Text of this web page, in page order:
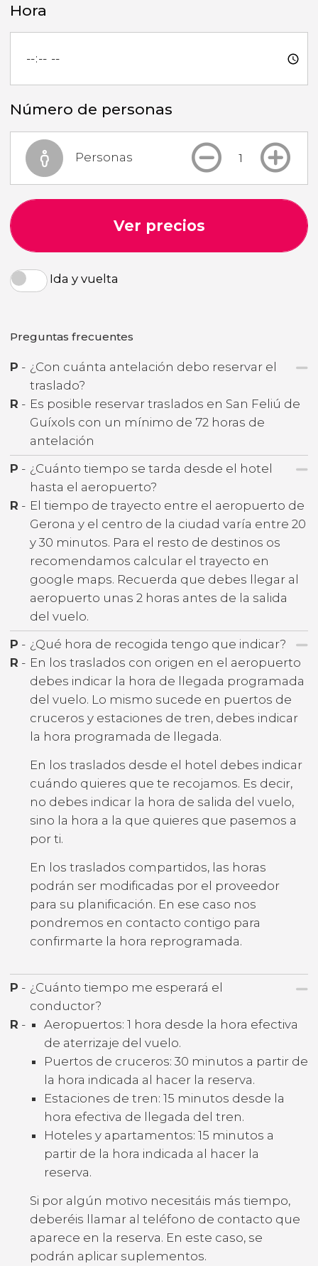
Hora
Número de personas
Personas
Ver precios
Ida y vuelta
Preguntas frecuentes
P - ¿Con cuánta antelación debo reservar el
traslado?
R - Es posible reservar traslados en San Feliú de
Guíxols con un mínimo de 72 horas de
antelación
P - ¿Cuánto tiempo se tarda desde el hotel
hasta el aeropuerto?
R - El tiempo de trayecto entre el aeropuerto de
Gerona y el centro de la ciudad varía entre 20
y 30 minutos. Para el resto de destinos os
recomendamos calcular el trayecto en
google maps. Recuerda que debes llegar al
aeropuerto unas 2 horas antes de la salida
del vuelo.
P - ¿Qué hora de recogida tengo que indicar?
R - En los traslados con origen en el aeropuerto
debes indicar la hora de llegada programada
del vuelo. Lo mismo sucede en puertos de
cruceros y estaciones de tren, debes indicar
la hora programada de llegada.
En los traslados desde el hotel debes indicar
cuándo quieres que te recojamos. Es decir,
no debes indicar la hora de salida del vuelo,
sino la hora a la que quieres que pasemos a
por ti.
En los traslados compartidos, las horas
podrán ser modificadas por el proveedor
para su planificación. En ese caso nos
pondremos en contacto contigo para
confirmarte la hora reprogramada.
P - ¿Cuánto tiempo me esperará el
conductor?
R -
Aeropuertos: 1 hora desde la hora efectiva
de aterrizaje del vuelo.
Puertos de cruceros: 30 minutos a partir de
la hora indicada al hacer la reserva.
Estaciones de tren: 15 minutos desde la
hora efectiva de llegada del tren.
Hoteles y apartamentos: 15 minutos a
partir de la hora indicada al hacer la
reserva.
Si por algún motivo necesitáis más tiempo,
deberéis llamar al teléfono de contacto que
aparece en la reserva. En este caso, se
podrán aplicar suplementos.